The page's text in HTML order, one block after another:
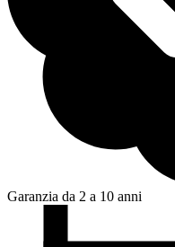
Garanzia da 2 a 10 anni